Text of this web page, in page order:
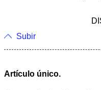
Subir
Artículo único.